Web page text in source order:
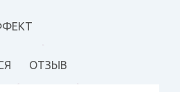
ОТЗЫВ